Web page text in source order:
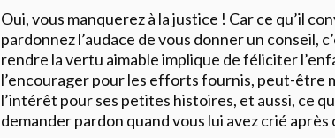
Oui, vous manquerez à la justice ! Car ce qu’il
pardonnez l’audace de vous donner un conseil,
rendre la vertu aimable implique de féliciter
l’encourager pour les efforts fournis, peut-être
l’intérêt pour ses petites histoires, et aussi, ce
demander pardon quand vous lui avez crié